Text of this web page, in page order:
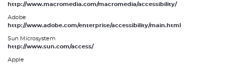
http://www.macromedia.com/macromedia/accessibility/
Adobe
http://www.adobe.com/enterprise/accessibility/main.html
Sun Microsystem
http://www.sun.com/access/
Apple